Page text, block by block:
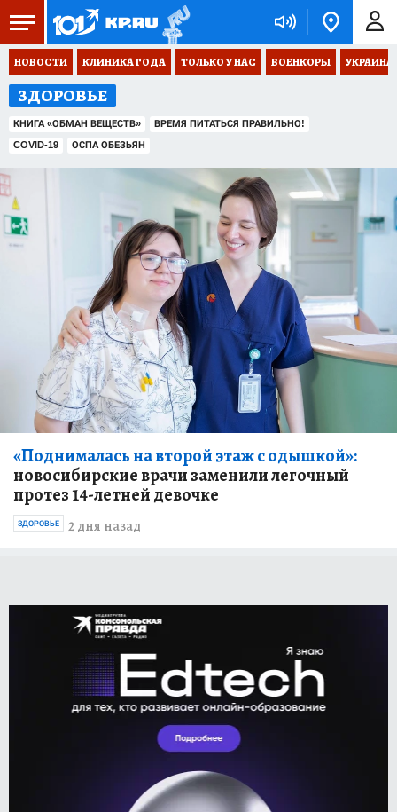
НОВОСТИ КЛИНИКА ГОДА ТОЛЬКО У НАС ВОЕНКОРЫ
ЗДОРОВЬЕ
КНИГА «ОБМАН ВЕЩЕСТВ»
ВРЕМЯ ПИТАТЬСЯ ПРАВИЛЬНО!
COVID-19
ОСПА ОБЕЗЬЯН
«Поднималась на второй этаж с одышкой»:
новосибирские врачи заменили легочный
протез 14-летней девочке
2 дня назад
ЗДОРОВЬЕ